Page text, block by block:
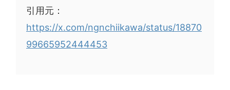
引用元：
https://x.com/ngnchiikawa/status/18870
99665952444453